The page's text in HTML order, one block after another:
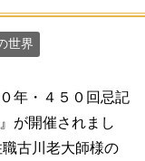
世界
年・４５０回忌記
が開催されまし
古川老大師様の